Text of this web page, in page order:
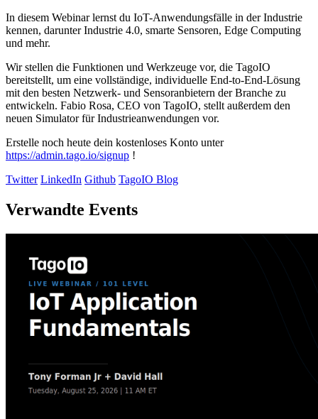
In diesem Webinar lernst du IoT-Anwendungsfälle in der Industrie
kennen, darunter Industrie 4.0, smarte Sensoren, Edge Computing
und mehr.
Wir stellen die Funktionen und Werkzeuge vor, die TagoIO
bereitstellt, um eine vollständige, individuelle End-to-End-Lösung
mit den besten Netzwerk- und Sensoranbietern der Branche zu
entwickeln. Fabio Rosa, CEO von TagoIO, stellt außerdem den
neuen Simulator für Industrieanwendungen vor.
Erstelle noch heute dein kostenloses Konto unter
https://admin.tago.io/signup !
Twitter LinkedIn Github TagoIO Blog
Verwandte Events